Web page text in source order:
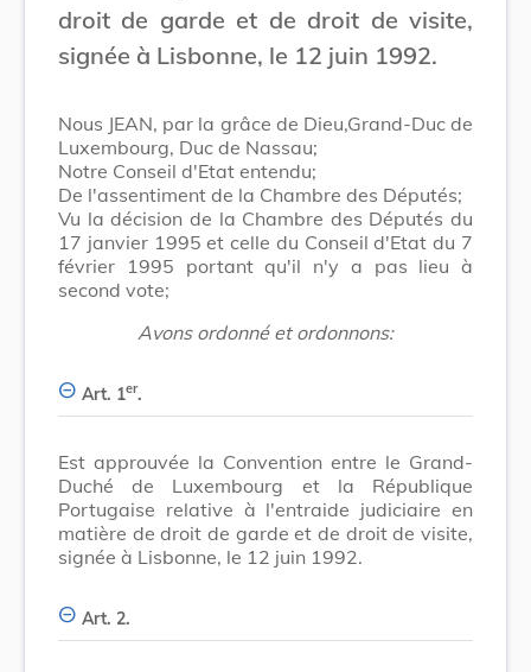
droit de garde et de droit de visite,
signée à Lisbonne, le 12 juin 1992.
Nous JEAN, par la grâce de Dieu,Grand-Duc de
Luxembourg, Duc de Nassau;
Notre Conseil d'Etat entendu;
De l'assentiment de la Chambre des Députés;
Vu la décision de la Chambre des Députés du
17 janvier 1995 et celle du Conseil d'Etat du 7
février 1995 portant qu'il n'y a pas lieu à
second vote;
Avons ordonné et ordonnons:
Art. 1er.
Est approuvée la Convention entre le Grand-
Duché de Luxembourg et la République
Portugaise relative à l'entraide judiciaire en
matière de droit de garde et de droit de visite,
signée à Lisbonne, le 12 juin 1992.
Art. 2.